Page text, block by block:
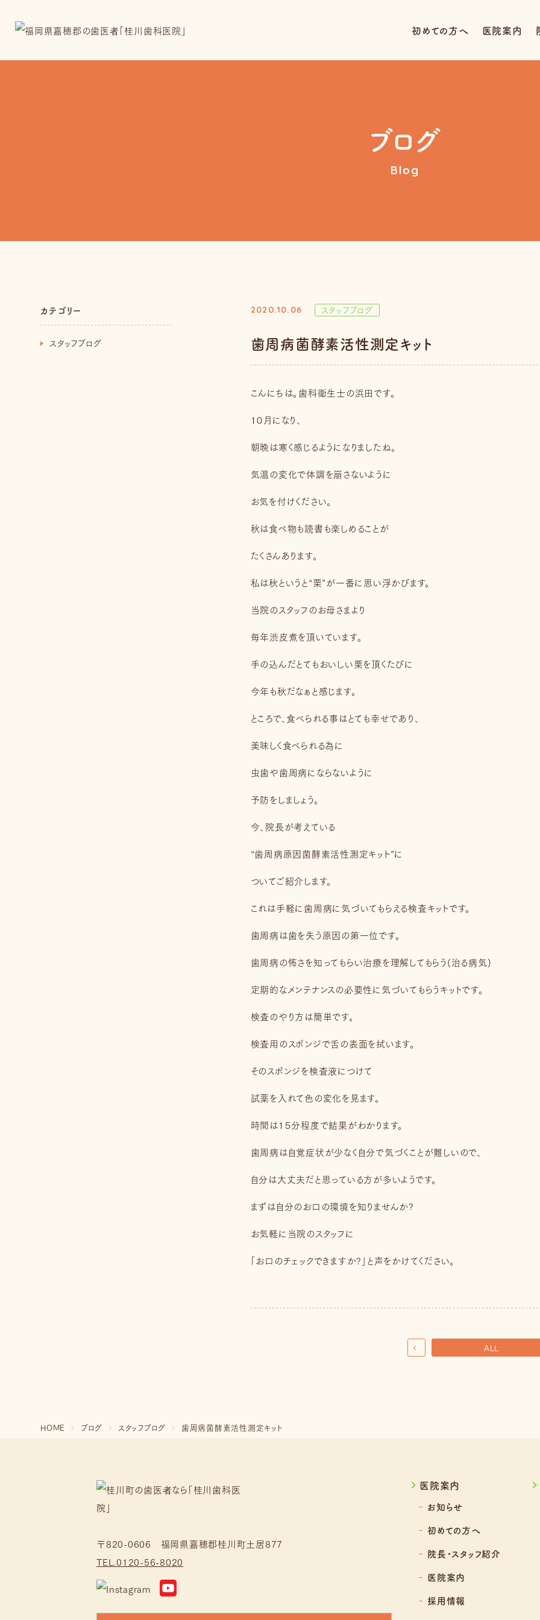
初めての方へ 医院案内
ブログ
Blog
カテゴリー
スタッフブログ
2020.10.06 スタッフブログ
歯周病菌酵素活性測定キット
こんにちは。歯科衛生士の浜田です。
１０月になり、
朝晩は寒く感じるようになりましたね。
気温の変化で体調を崩さないように
お気を付けください。
秋は食べ物も読書も楽しめることが
たくさんあります。
私は秋というと“栗”が一番に思い浮かびます。
当院のスタッフのお母さまより
毎年渋皮煮を頂いています。
手の込んだとてもおいしい栗を頂くたびに
今年も秋だなぁと感じます。
ところで、食べられる事はとても幸せであり、
美味しく食べられる為に
虫歯や歯周病にならないように
予防をしましょう。
今、院長が考えている
“歯周病原因菌酵素活性測定キット”に
ついてご紹介します。
これは手軽に歯周病に気づいてもらえる検査キットです。
歯周病は歯を失う原因の第一位です。
歯周病の怖さを知ってもらい治療を理解してもらう(治る病気)
定期的なメンテナンスの必要性に気づいてもらうキットです。
検査のやり方は簡単です。
検査用のスポンジで舌の表面を拭います。
そのスポンジを検査液につけて
試薬を入れて色の変化を見ます。
時間は１５分程度で結果がわかります。
歯周病は自覚症状が少なく自分で気づくことが難しいので、
自分は大丈夫だと思っている方が多いようです。
まずは自分のお口の環境を知りませんか?
お気軽に当院のスタッフに
「お口のチェックできますか?」と声をかけてください。
ALL
HOME ブログ スタッフブログ 歯周病菌酵素活性測定キット
〒820-0606 福岡県嘉穂郡桂川町土居877
TEL.0120-56-8020
医院案内
お知らせ
初めての方へ
院長・スタッフ紹介
医院案内
採用情報